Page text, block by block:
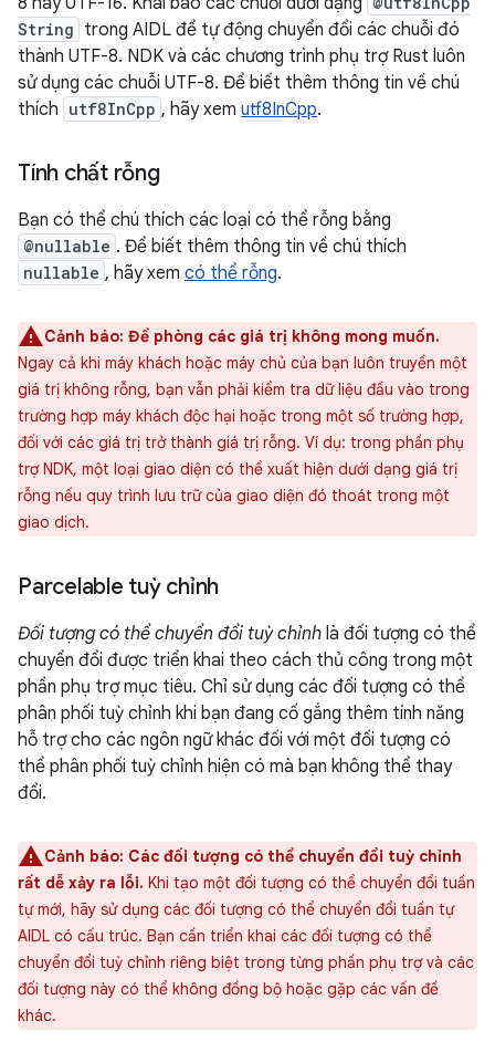
String trong AIDL để tự động chuyển đổi các chuỗi đó
thành UTF-8. NDK và các chương trình phụ trợ Rust luôn
sử dụng các chuỗi UTF-8. Để biết thêm thông tin về chú
thích utf8InCpp , hãy xem utf8InCpp.
Tính chất rỗng
Bạn có thể chú thích các loại có thể rỗng bằng
@nullable . Để biết thêm thông tin về chú thích
nullable , hãy xem có thể rỗng.
Cảnh báo: Đề phòng các giá trị không mong muốn.
Ngay cả khi máy khách hoặc máy chủ của bạn luôn truyền một
giá trị không rỗng, bạn vẫn phải kiểm tra dữ liệu đầu vào trong
trường hợp máy khách độc hại hoặc trong một số trường hợp,
đối với các giá trị trở thành giá trị rỗng. Ví dụ: trong phần phụ
trợ NDK, một loại giao diện có thể xuất hiện dưới dạng giá trị
rỗng nếu quy trình lưu trữ của giao diện đó thoát trong một
giao dịch.
Parcelable tuỳ chỉnh
Đối tượng có thể chuyển đổi tuỳ chỉnh là đối tượng có thể
chuyển đổi được triển khai theo cách thủ công trong một
phần phụ trợ mục tiêu. Chỉ sử dụng các đối tượng có thể
phân phối tuỳ chỉnh khi bạn đang cố gắng thêm tính năng
hỗ trợ cho các ngôn ngữ khác đối với một đối tượng có
thể phân phối tuỳ chỉnh hiện có mà bạn không thể thay
đổi.
Cảnh báo: Các đối tượng có thể chuyển đổi tuỳ chỉnh
rất dễ xảy ra lỗi. Khi tạo một đối tượng có thể chuyển đổi tuần
tự mới, hãy sử dụng các đối tượng có thể chuyển đổi tuần tự
AIDL có cấu trúc. Bạn cần triển khai các đối tượng có thể
chuyển đổi tuỳ chỉnh riêng biệt trong từng phần phụ trợ và các
đối tượng này có thể không đồng bộ hoặc gặp các vấn đề
khác.